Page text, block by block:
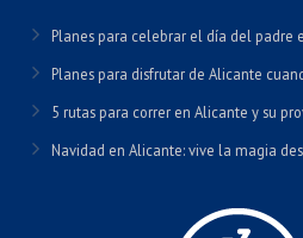
Planes para celebrar el día del padre
Planes para disfrutar de Alicante
5 rutas para correr en Alicante y su
Navidad en Alicante: vive la magia